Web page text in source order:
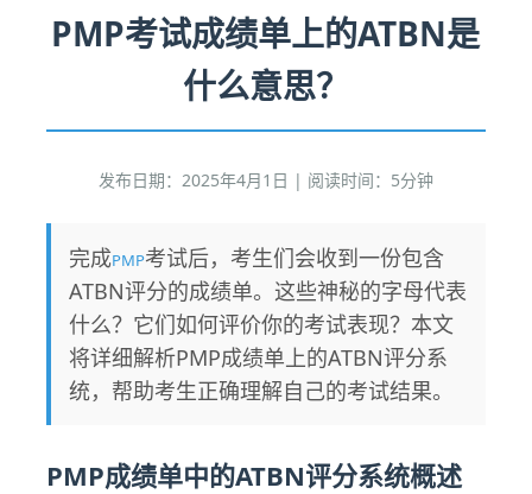
PMP考试成绩单上的ATBN是
什么意思？
发布日期：2025年4月1日 | 阅读时间：5分钟
完成PMP考试后，考生们会收到一份包含
ATBN评分的成绩单。这些神秘的字母代表
什么？它们如何评价你的考试表现？本文
将详细解析PMP成绩单上的ATBN评分系
统，帮助考生正确理解自己的考试结果。
PMP成绩单中的ATBN评分系统概述